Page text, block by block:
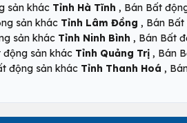
sản khác Tỉnh Hà Tĩnh , Bán Bất
sản khác Tỉnh Lâm Đồng , Bán
sản khác Tỉnh Ninh Bình , Bán Bất
động sản khác Tỉnh Quảng Trị , Bán
động sản khác Tỉnh Thanh Hoá ,